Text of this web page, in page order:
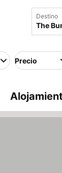
Destino
Precio